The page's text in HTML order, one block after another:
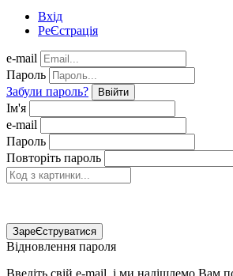
Вхід
РеЄстрація
e-mail
Пароль
Забули пароль?
Ввійти
Ім'я
e-mail
Пароль
Повторіть пароль
ЗареЄструватися
Відновлення пароля
Введіть свій e-mail, і ми надішлемо Вам